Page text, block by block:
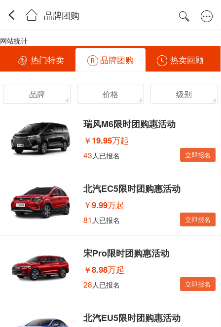
品牌团购
网站统计
热门特卖 品牌团购 热卖回顾
品牌 价格 级别
瑞风M6限时团购惠活动
￥ 19.95万起
43 人已报名 立即报名
北汽EC5限时团购惠活动
￥9.99万起
81 人已报名 立即报名
宋Pro限时团购惠活动
￥8.98万起
28 人已报名 立即报名
北汽EU5限时团购惠活动